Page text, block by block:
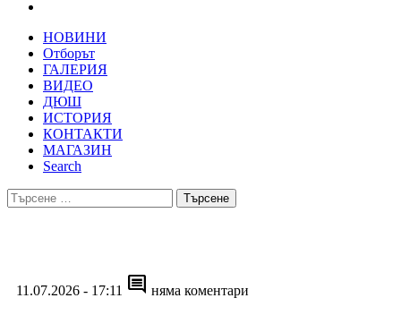
НОВИНИ
Отборът
ГАЛЕРИЯ
ВИДЕО
ДЮШ
ИСТОРИЯ
КОНТАКТИ
МАГАЗИН
Search
Търсене
за:
11.07.2026 - 17:11 comment няма коментари